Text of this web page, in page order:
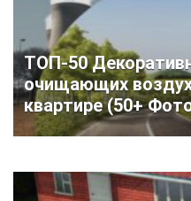
ТОП-50
очищающих
квартире (50+